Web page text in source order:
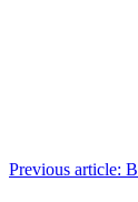
Previous article: